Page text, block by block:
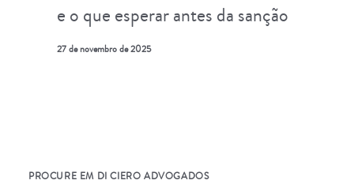
e o que esperar antes da sanção
27 de novembro de 2025
PROCURE EM DI CIERO ADVOGADOS